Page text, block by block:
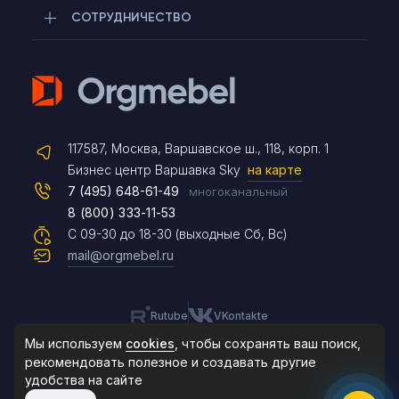
СОТРУДНИЧЕСТВО
117587, Москва, Варшавское ш., 118, корп. 1
Бизнес центр Варшавка Sky на карте
С 09-30 до 18-30 (выходные Сб, Вс)
7 (495) 648-61-49 многоканальный
8 (800) 333-11-53
mail@orgmebel.ru
Rutube VKontakte
Telegram
Max
Чат на сайте
8 (495) 183-47-87
По будням с 09:30 до 18:30
Мы используем cookies , чтобы сохранять ваш поиск,
рекомендовать полезное и создавать другие
удобства на сайте